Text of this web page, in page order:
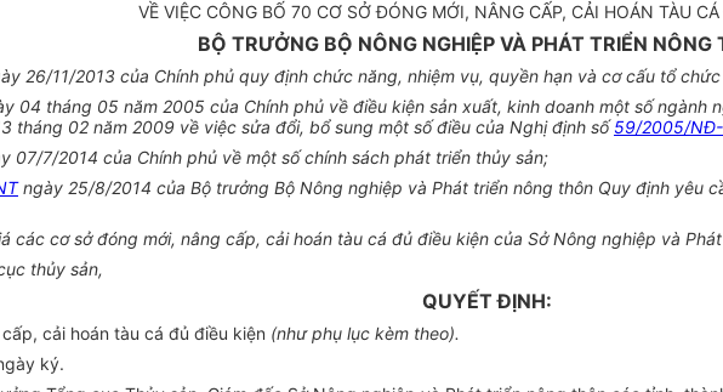
VỀ VIỆC CÔNG BỐ 70 CƠ SỞ ĐÓNG MỚI, NÂNG CẤP, CẢI HOÁN TÀU
BỘ TRƯỞNG BỘ NÔNG NGHIỆP VÀ PHÁT TRIỂN NÔNG
26/11/2013 của Chính phủ quy định chức năng, nhiệm vụ, quyền hạn và cơ cấu tổ
04 tháng 05 năm 2005 của Chính phủ về điều kiện sản xuất, kinh doanh một số ngành
tháng 02 năm 2009 về việc sửa đổi, bổ sung một số điều của Nghị định số59/2005/
07/7/2014 của Chính phủ về một số chính sách phát triển thủy sản;
ngày 25/8/2014 của Bộ trưởng Bộ Nông nghiệp và Phát triển nông thôn Quy định yêu
các cơ sở đóng mới, nâng cấp, cải hoán tàu cá đủ điều kiện của Sở Nông nghiệp và
thủy sản,
QUYẾT ĐỊNH:
cải hoán tàu cá đủ điều kiện (như phụ lục kèm theo).
ký.